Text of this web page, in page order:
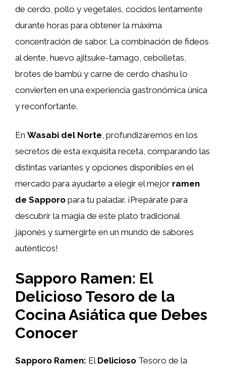
de cerdo, pollo y vegetales, cocidos lentamente
durante horas para obtener la máxima
concentración de sabor. La combinación de fideos
al dente, huevo ajitsuke-tamago, cebolletas,
brotes de bambú y carne de cerdo chashu lo
convierten en una experiencia gastronómica única
y reconfortante.
En Wasabi del Norte, profundizaremos en los
secretos de esta exquisita receta, comparando las
distintas variantes y opciones disponibles en el
mercado para ayudarte a elegir el mejor ramen
de Sapporo para tu paladar. ¡Prepárate para
descubrir la magia de este plato tradicional
japonés y sumergirte en un mundo de sabores
auténticos!
Sapporo Ramen: El
Delicioso Tesoro de la
Cocina Asiática que Debes
Conocer
Sapporo Ramen: El Delicioso Tesoro de la